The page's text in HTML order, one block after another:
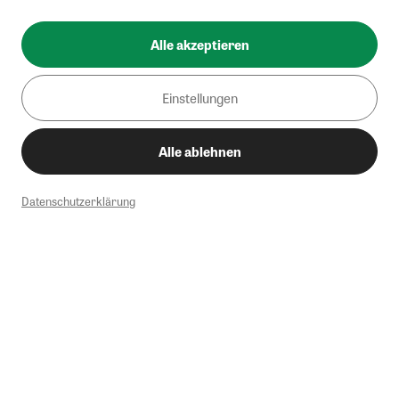
Alle akzeptieren
Einstellungen
Alle ablehnen
Datenschutzerklärung